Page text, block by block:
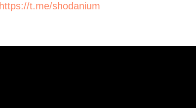
https://t.me/shodanium